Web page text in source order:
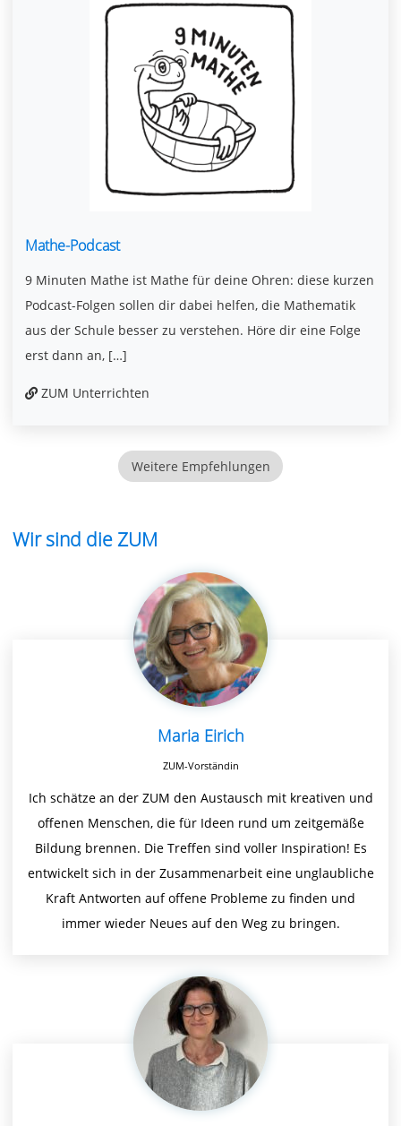
Mathe-Podcast
9 Minuten Mathe ist Mathe für deine Ohren: diese kurzen
Podcast-Folgen sollen dir dabei helfen, die Mathematik
aus der Schule besser zu verstehen. Höre dir eine Folge
erst dann an, […]
ZUM Unterrichten
Weitere Empfehlungen
Wir sind die ZUM
Maria Eirich
ZUM-Vorständin
Ich schätze an der ZUM den Austausch mit kreativen und
offenen Menschen, die für Ideen rund um zeitgemäße
Bildung brennen. Die Treffen sind voller Inspiration! Es
entwickelt sich in der Zusammenarbeit eine unglaubliche
Kraft Antworten auf offene Probleme zu finden und
immer wieder Neues auf den Weg zu bringen.